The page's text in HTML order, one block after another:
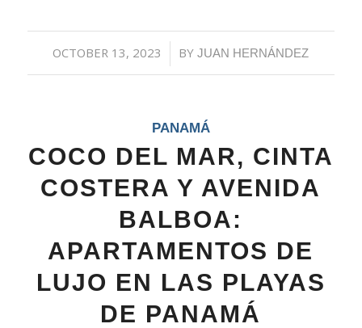
OCTOBER 13, 2023
/ BYJUAN HERNÁNDEZ
PANAMÁ
COCO DEL MAR, CINTA
COSTERA Y AVENIDA
BALBOA:
APARTAMENTOS DE
LUJO EN LAS PLAYAS
DE PANAMÁ